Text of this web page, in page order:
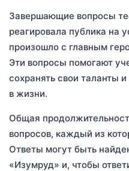
Завершающие вопросы
реагировала публика на
произошло с главным
Эти вопросы помогают
сохранять свои таланты
в жизни.
Общая
вопросов, каждый из
Ответы могут быть
«Изумруд» и, чтобы